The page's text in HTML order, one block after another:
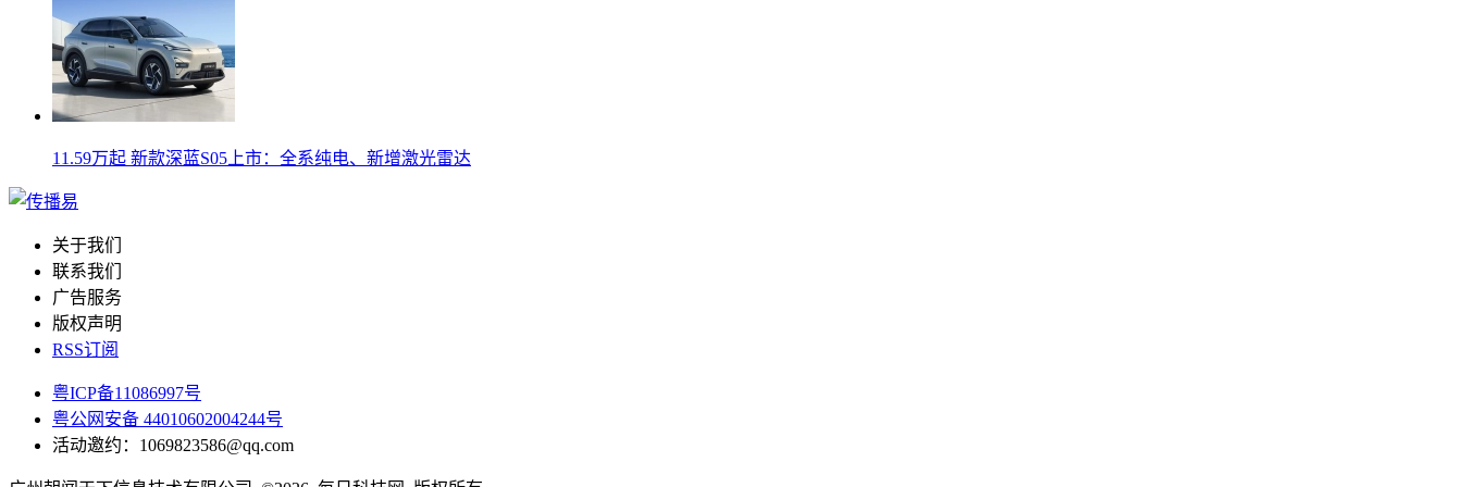
11.59万起 新款深蓝S05上市：全系纯电、新增激光雷达
关于我们
联系我们
广告服务
版权声明
RSS订阅
粤ICP备11086997号
粤公网安备 44010602004244号
活动邀约：1069823586@qq.com